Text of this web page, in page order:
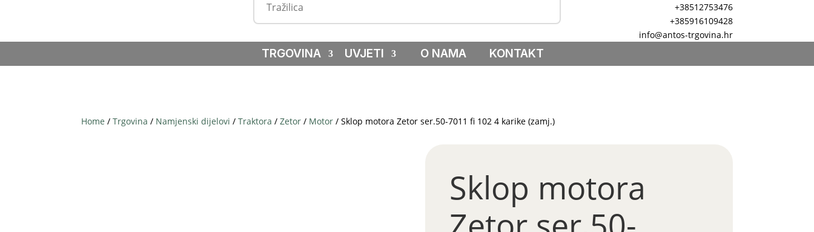
+38512753476
+385916109428
info@antos-trgovina.hr
TRGOVINA UVJETI O NAMA KONTAKT
Home /Trgovina / Namjenski dijelovi /Traktora /Zetor / Motor / Sklop motora Zetor ser.50-7011 fi 102 4 karike (zamj.)
Sklop motora